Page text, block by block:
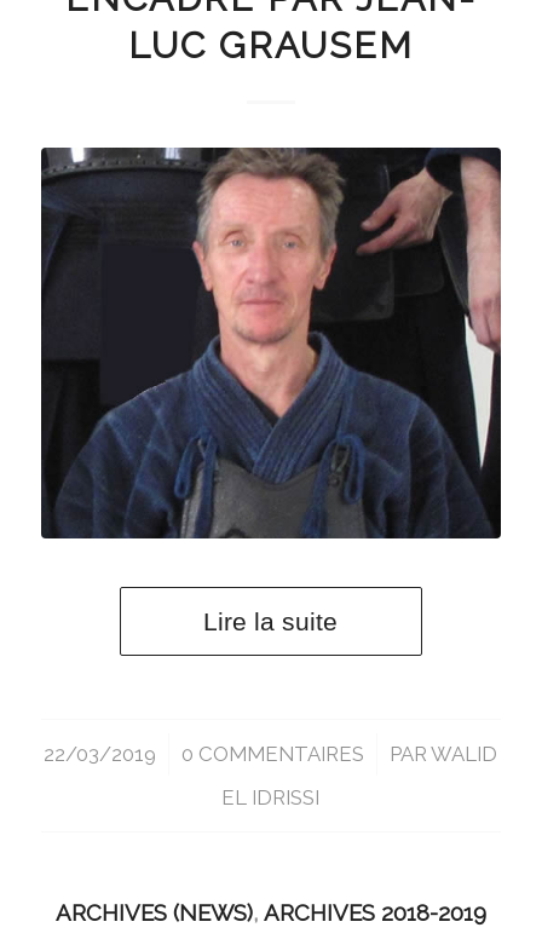
LUC GRAUSEM
Lire la suite
22/03/2019
/ 0 COMMENTAIRES
/ PARWALID
EL IDRISSI
ARCHIVES (NEWS), ARCHIVES 2018-2019